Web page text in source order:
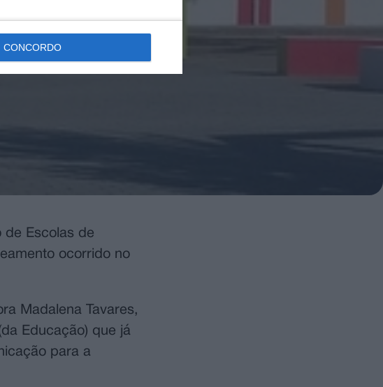
CONCORDO
de Escolas de
ocorrido no
Madalena Tavares,
Educação) que já
para a